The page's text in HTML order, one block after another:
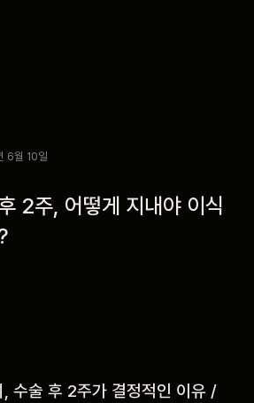
6월 10일
2주, 어떻게 지내야 이식
, 수술 후 2주가 결정적인 이유 /